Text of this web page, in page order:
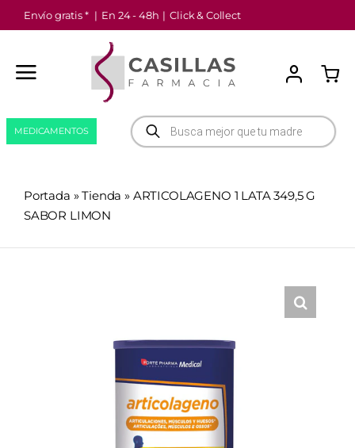
Saltar
al
Envío gratis * | En 24 - 48h | Click & Collect
Búsqueda
de
productos
MEDICAMENTOS
Portada »Tienda » ARTICOLAGENO 1 LATA 349,5 G
SABOR LIMON